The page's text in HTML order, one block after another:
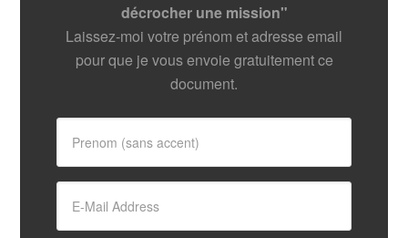
décrocher une mission"
Laissez-moi votre prénom et adresse email
pour que je vous envoie gratuitement ce
document.